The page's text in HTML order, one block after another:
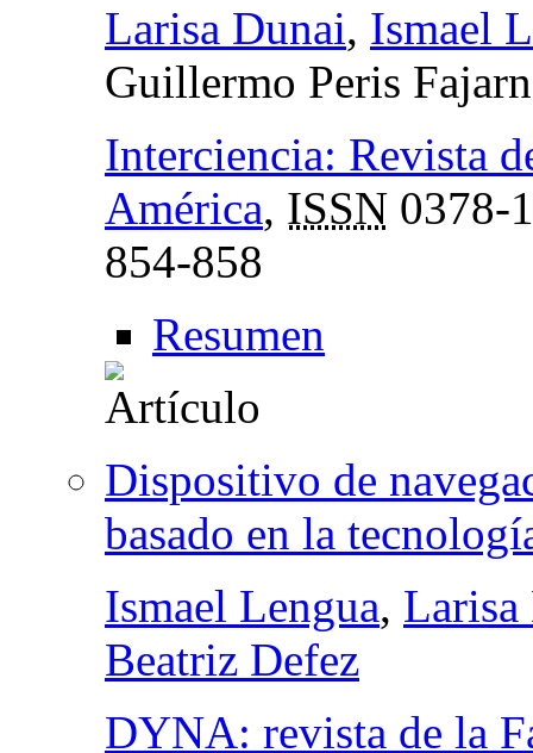
Larisa Dunai, Ismael
Guillermo Peris
Interciencia: Revista
América, ISSN 0378-
854-858
Resumen
Dispositivo de
basado en la
Ismael Lengua,
Beatriz Defez
DYNA: revista de la